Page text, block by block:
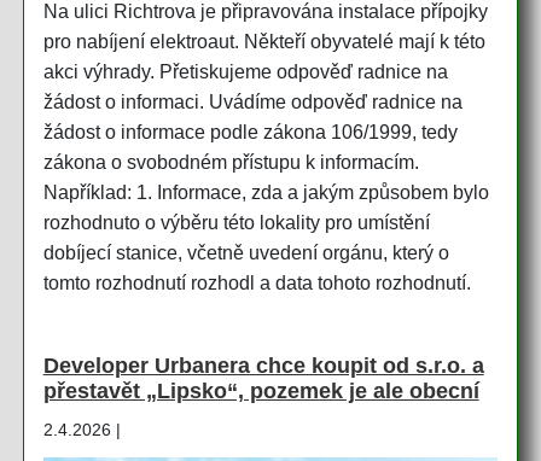
Na ulici Richtrova je připravována instalace přípojky
pro nabíjení elektroaut. Někteří obyvatelé mají k této
akci výhrady. Přetiskujeme odpověď radnice na
žádost o informaci. Uvádíme odpověď radnice na
žádost o informace podle zákona 106/1999, tedy
zákona o svobodném přístupu k informacím.
Například: 1. Informace, zda a jakým způsobem bylo
rozhodnuto o výběru této lokality pro umístění
dobíjecí stanice, včetně uvedení orgánu, který o
tomto rozhodnutí rozhodl a data tohoto rozhodnutí.
Developer Urbanera chce koupit od s.r.o. a
přestavět „Lipsko“, pozemek je ale obecní
2.4.2026 |